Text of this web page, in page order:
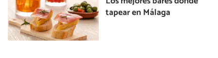
tapear en Málaga